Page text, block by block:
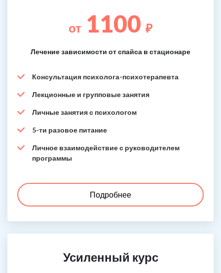
от 1100 ₽
Лечение зависимости от спайса в стационаре
Консультация психолога-психотерапевта
Лекционные и групповые занятия
Личные занятия с психологом
5-ти разовое питание
Личное взаимодействие с руководителем
программы
Подробнее
Усиленный курс